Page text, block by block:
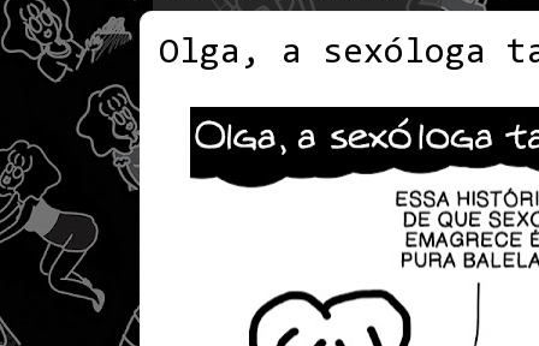
Olga, a sexóloga